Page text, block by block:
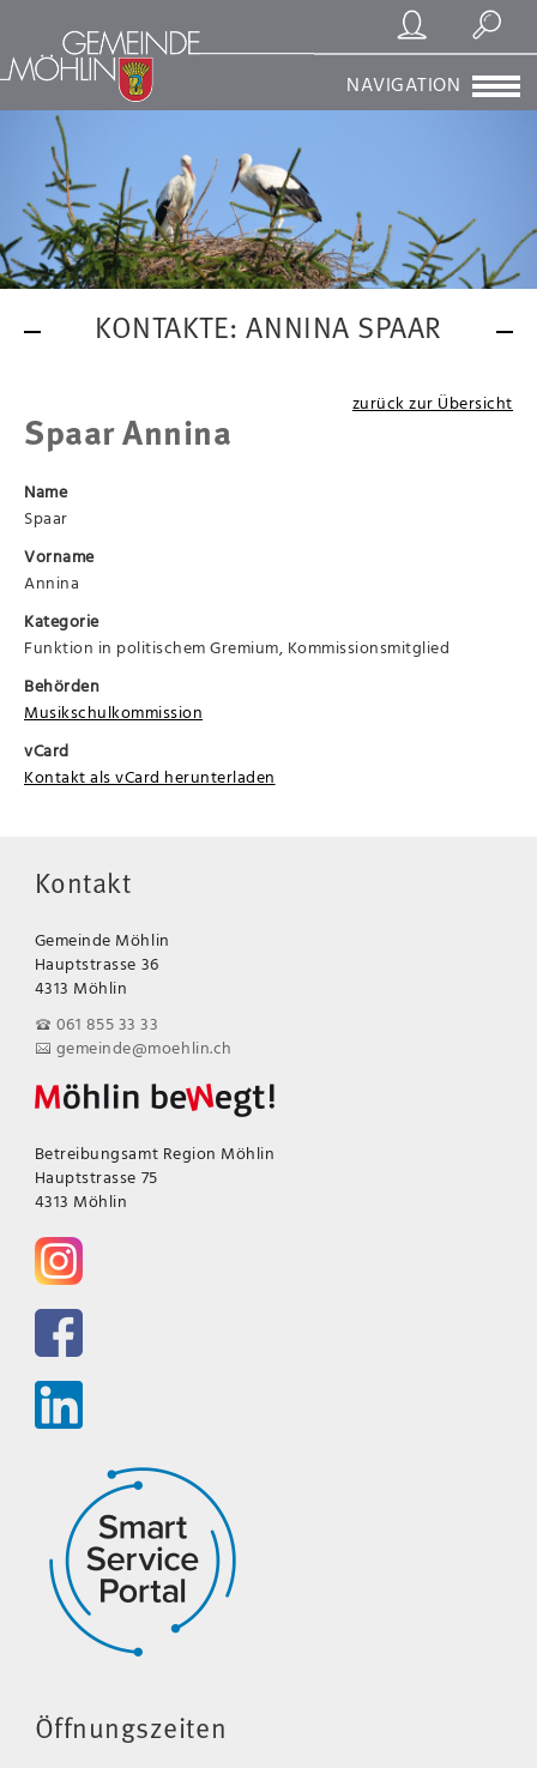
Registrierung/Login
Suchen
NAVIGATION
KONTAKTE: ANNINA SPAAR
zurück zur Übersicht
Spaar Annina
Name
Spaar
Vorname
Annina
Kategorie
Funktion in politischem Gremium, Kommissionsmitglied
Behörden
Musikschulkommission
vCard
Kontakt als vCard herunterladen
Kontakt
Gemeinde Möhlin
Hauptstrasse 36
4313 Möhlin
061 855 33 33
gemeinde@moehlin.ch
Betreibungsamt Region Möhlin
Hauptstrasse 75
4313 Möhlin
Öffnungszeiten